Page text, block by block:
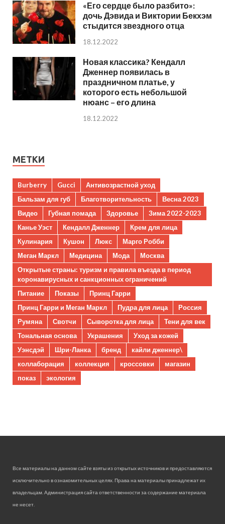
«Его сердце было разбито»:
дочь Дэвида и Виктории Бекхэм
стыдится звездного отца
18.12.2022
Новая классика? Кендалл
Дженнер появилась в
праздничном платье, у
которого есть небольшой
нюанс – его длина
18.12.2022
МЕТКИ
Burberry Gucci
Антивозрастной уход
Бальзам для губ
Благотворительность
Весна 2023
Видео
Губная помада Здоровье
Зима 2022-2023
Канье Уэст
Кендалл Дженнер
Крем для лица
Кулинария
Кушон Люкс
Марго Робби
Меган Маркл
Медицина Мода
Москва
Открытые страны: туризм и правила въезда в период
коронавирусных и санкционных ограничений
Питание
Показы
Принц Гарри
Принц Гарри и Меган Маркл
Пудра для лица
Россия
Румяна
Свотчи Сыворотка для лица
Тени для век
Тональная основа
Украшения
Уход за кожей
Уэнсдэй
Шри-Ланка бренд
кайли дженнер\
коллаборация
коллекция кроссовки
магазин
показ
экология
Все материалы на данном сайте взяты из открытых источников и предоставляются
исключительно в ознакомительных целях. Права на материалы принадлежат их
владельцам. Администрация сайта ответственности за содержание материала
не несет.